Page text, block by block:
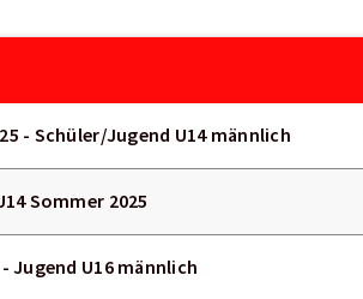
- Schüler/Jugend U14 männlich
Sommer 2025
Jugend U16 männlich